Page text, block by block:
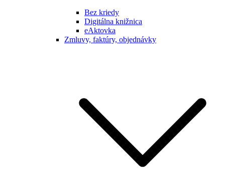
Bez kriedy
Digitálna knižnica
eAktovka
Zmluvy, faktúry, objednávky